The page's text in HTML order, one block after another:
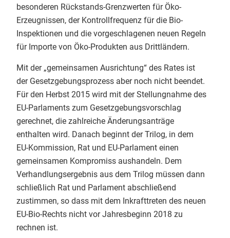
GfRS Gesellschaft für
Ressourcenschutz mbH
Endspurt beim Basiskurs Bio-
Kontrolle an der Uni Gießen! 🌿 Tag
4 hatte es inhaltlich richtig in sich.
​Unsere Themen heute:
✅ QS-Systeme: Wie sichern
Unternehmen der ökologischen
Lebensmittelwirtschaft selbst die
Bio-Qualität?
✅ Betrugsbekämpfung: Ein starker
und sehr konkreter Einblick des
LAVE NRWzu Bio-Betrugsfällen
und ihrer Aufdeckung
✅ Die Rollenwippe als Bio-
Info-Service 2/2024
Info-Service 1/2024
Info-Service 4/2023
Info-Service 3/2023
Info-Service 2/2023
Info-Service 1/2023
Info-Service 4/2022
Info-Service 3/2022
Info-Service 2/2022
Info-Service 1/2022
besonderen Rückstands-Grenzwerten für Öko-
Erzeugnissen, der Kontrollfrequenz für die Bio-
Inspektionen und die vorgeschlagenen neuen Regeln
für Importe von Öko-Produkten aus Drittländern.
Mit der „gemeinsamen Ausrichtung“ des Rates ist
der Gesetzgebungsprozess aber noch nicht beendet.
Für den Herbst 2015 wird mit der Stellungnahme des
EU-Parlaments zum Gesetzgebungsvorschlag
gerechnet, die zahlreiche Änderungsanträge
enthalten wird. Danach beginnt der Trilog, in dem
EU-Kommission, Rat und EU-Parlament einen
gemeinsamen Kompromiss aushandeln. Dem
Verhandlungsergebnis aus dem Trilog müssen dann
schließlich Rat und Parlament abschließend
zustimmen, so dass mit dem Inkrafttreten des neuen
EU-Bio-Rechts nicht vor Jahresbeginn 2018 zu
rechnen ist.